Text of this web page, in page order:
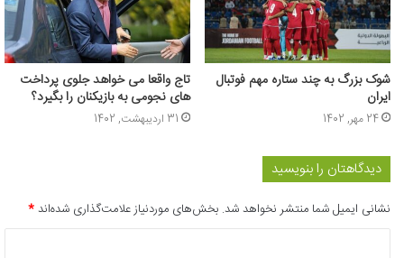
شوک بزرگ به چند ستاره مهم فوتبال
ایران
24 مهر, 1402
تاج واقعا می خواهد جلوی پرداخت
های نجومی به بازیکنان را بگیرد؟
31 اردیبهشت, 1402
دیدگاهتان را بنویسید
نشانی ایمیل شما منتشر نخواهد شد. بخش‌های موردنیاز علامت‌گذاری شده‌اند*